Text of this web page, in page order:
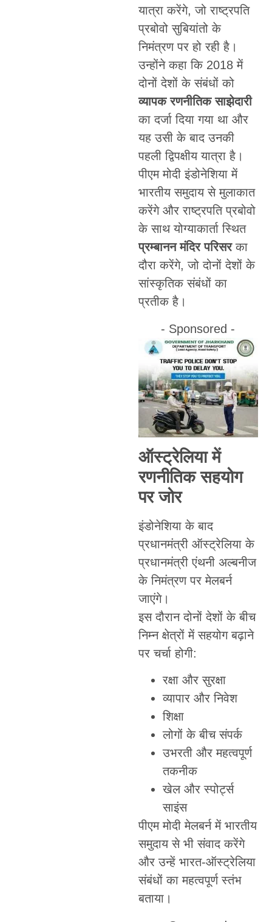
यात्रा करेंगे, जो राष्ट्रपति
प्रबोवो सुबियांतो के
निमंत्रण पर हो रही है।
उन्होंने कहा कि 2018 में
दोनों देशों के संबंधों को
व्यापक रणनीतिक साझेदारी
का दर्जा दिया गया था और
यह उसी के बाद उनकी
पहली द्विपक्षीय यात्रा है।
पीएम मोदी इंडोनेशिया में
भारतीय समुदाय से मुलाकात
करेंगे और राष्ट्रपति प्रबोवो
के साथ योग्याकार्ता स्थित
प्रम्बानन मंदिर परिसरका
दौरा करेंगे, जो दोनों देशों के
सांस्कृतिक संबंधों का
प्रतीक है।
- Sponsored -
ऑस्ट्रेलिया में
रणनीतिक सहयोग
पर जोर
इंडोनेशिया के बाद
प्रधानमंत्री ऑस्ट्रेलिया के
प्रधानमंत्री एंथनी अल्बनीज
के निमंत्रण पर मेलबर्न
जाएंगे।
इस दौरान दोनों देशों के बीच
निम्न क्षेत्रों में सहयोग बढ़ाने
पर चर्चा होगी:
रक्षा और सुरक्षा
व्यापार और निवेश
शिक्षा
लोगों के बीच संपर्क
उभरती और महत्वपूर्ण
तकनीक
खेल और स्पोर्ट्स
साइंस
पीएम मोदी मेलबर्न में भारतीय
समुदाय से भी संवाद करेंगे
और उन्हें भारत-ऑस्ट्रेलिया
संबंधों का महत्वपूर्ण स्तंभ
बताया।